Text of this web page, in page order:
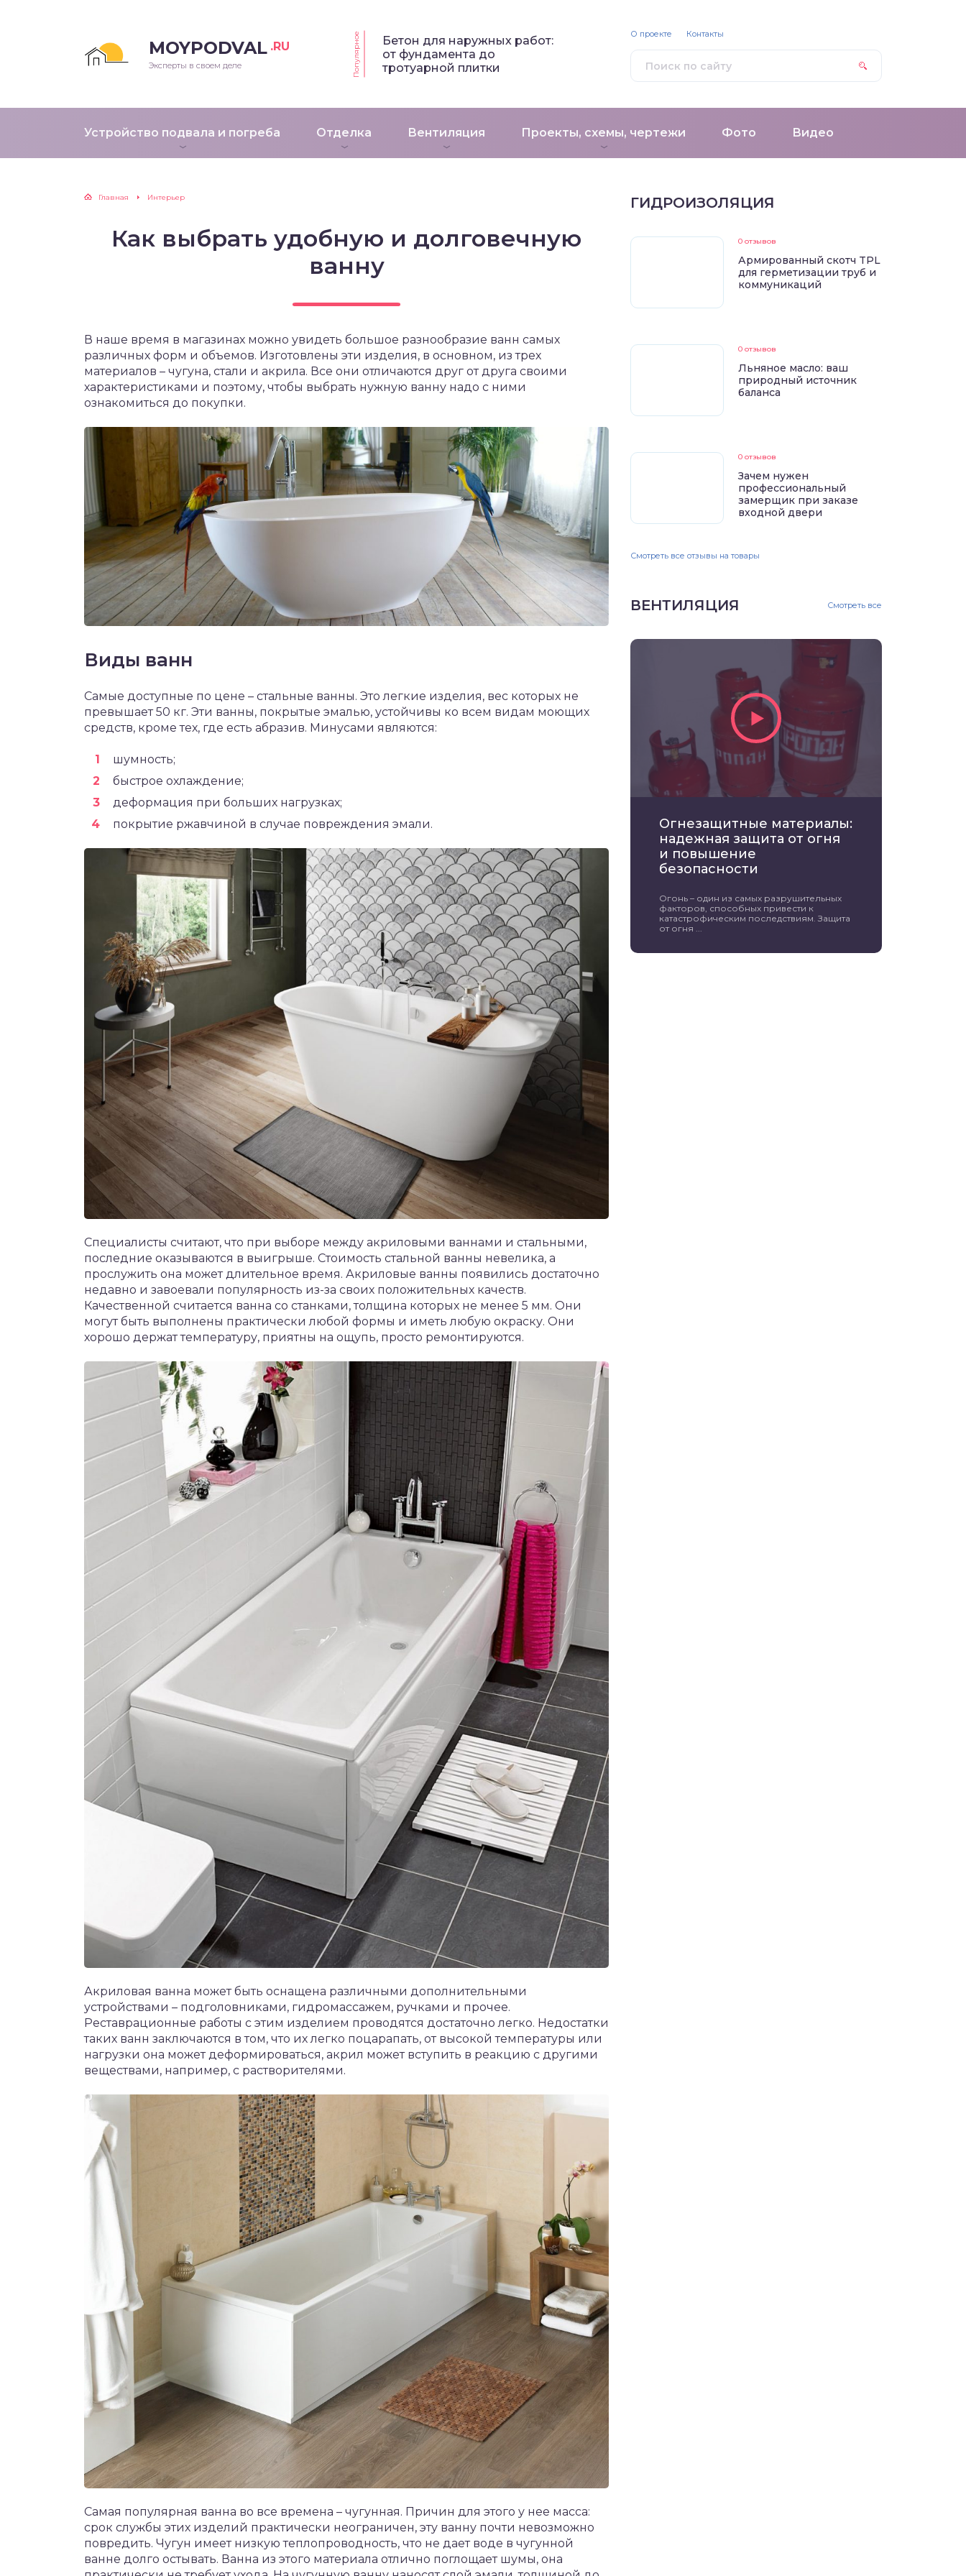
MOYPODVAL .RU
Эксперты в своем деле Популярное
Бетон для наружных работ:
от фундамента до
тротуарной плитки
Устройство подвала и погреба Отделка Вентиляция Проекты, схемы, чертежи Фото Видео
О проекте Контакты
Главная Интерьер
Как выбрать удобную и долговечную
ванну
В наше время в магазинах можно увидеть большое разнообразие ванн самых
различных форм и объемов. Изготовлены эти изделия, в основном, из трех
материалов – чугуна, стали и акрила. Все они отличаются друг от друга своими
характеристиками и поэтому, чтобы выбрать нужную ванну надо с ними
ознакомиться до покупки.
Виды ванн
Самые доступные по цене – стальные ванны. Это легкие изделия, вес которых не
превышает 50 кг. Эти ванны, покрытые эмалью, устойчивы ко всем видам моющих
средств, кроме тех, где есть абразив. Минусами являются:
шумность;
быстрое охлаждение;
деформация при больших нагрузках;
покрытие ржавчиной в случае повреждения эмали.
Специалисты считают, что при выборе между акриловыми ваннами и стальными,
последние оказываются в выигрыше. Стоимость стальной ванны невелика, а
прослужить она может длительное время. Акриловые ванны появились достаточно
недавно и завоевали популярность из-за своих положительных качеств.
Качественной считается ванна со станками, толщина которых не менее 5 мм. Они
могут быть выполнены практически любой формы и иметь любую окраску. Они
хорошо держат температуру, приятны на ощупь, просто ремонтируются.
Акриловая ванна может быть оснащена различными дополнительными
устройствами – подголовниками, гидромассажем, ручками и прочее.
Реставрационные работы с этим изделием проводятся достаточно легко. Недостатки
таких ванн заключаются в том, что их легко поцарапать, от высокой температуры или
нагрузки она может деформироваться, акрил может вступить в реакцию с другими
веществами, например, с растворителями.
Самая популярная ванна во все времена – чугунная. Причин для этого у нее масса:
срок службы этих изделий практически неограничен, эту ванну почти невозможно
повредить. Чугун имеет низкую теплопроводность, что не дает воде в чугунной
ванне долго остывать. Ванна из этого материала отлично поглощает шумы, она
ГИДРОИЗОЛЯЦИЯ
0 отзывов
Армированный скотч TPL
для герметизации труб и
коммуникаций
0 отзывов
Льняное масло: ваш
природный источник
баланса
0 отзывов
Зачем нужен
профессиональный
замерщик при заказе
входной двери
Смотреть все отзывы на товары
ВЕНТИЛЯЦИЯ Смотреть все
Огнезащитные материалы:
надежная защита от огня
и повышение
безопасности
Огонь – один из самых разрушительных
факторов, способных привести к
катастрофическим последствиям. Защита
от огня ...